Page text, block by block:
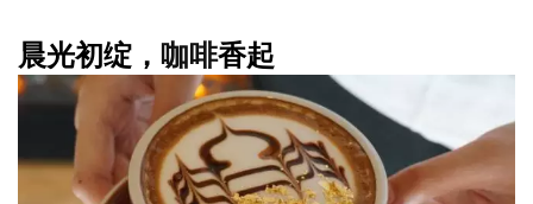
晨光初绽， 咖啡香起